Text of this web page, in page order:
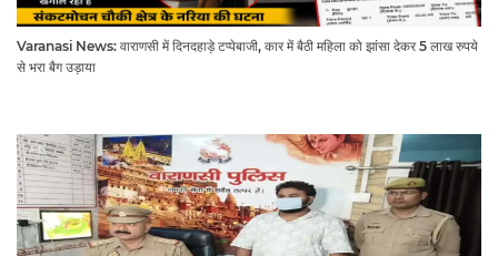
Varanasi News: वाराणसी में दिनदहाड़े टप्पेबाजी, कार में बैठी महिला को झांसा देकर 5 लाख रुपये
से भरा बैग उड़ाया